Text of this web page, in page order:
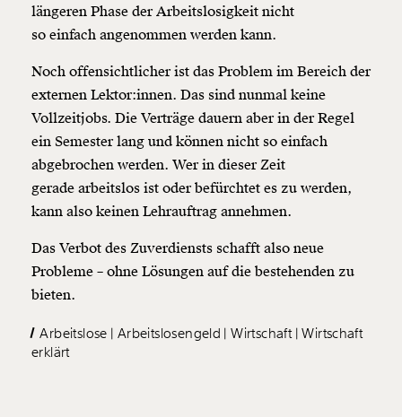
längeren Phase der Arbeitslosigkeit nicht
so einfach angenommen werden kann.
Noch offensichtlicher ist das Problem im Bereich der
externen Lektor:innen. Das sind nunmal keine
Vollzeitjobs. Die Verträge dauern aber in der Regel
ein Semester lang und können nicht so einfach
abgebrochen werden. Wer in dieser Zeit
gerade arbeitslos ist oder befürchtet es zu werden,
kann also keinen Lehrauftrag annehmen.
Das Verbot des Zuverdiensts schafft also neue
Probleme – ohne Lösungen auf die bestehenden zu
bieten.
Arbeitslose Arbeitslosengeld Wirtschaft Wirtschaft
erklärt